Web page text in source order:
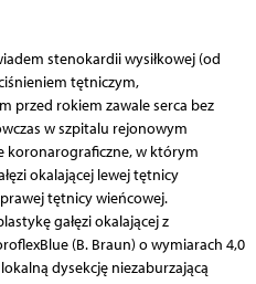
stenokardii wysiłkowej (od
tętniczym,
przed rokiem zawale serca bez
w szpitalu rejonowym
koronarograficzne, w którym
okalającej lewej tętnicy
tętnicy wieńcowej.
gałęzi okalającej z
(B. Braun) o wymiarach 4,0
dysekcję niezaburzającą